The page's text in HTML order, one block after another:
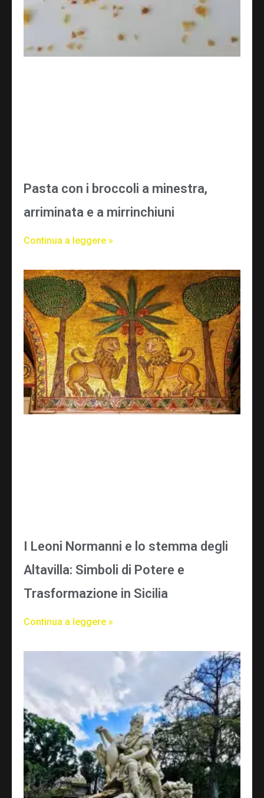
Pasta con i broccoli a minestra,
arriminata e a mirrinchiuni
Continua a leggere »
I Leoni Normanni e lo stemma degli
Altavilla: Simboli di Potere e
Trasformazione in Sicilia
Continua a leggere »